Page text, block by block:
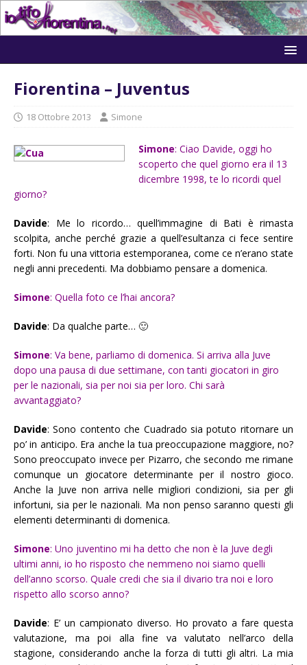
Fiorentina – Juventus
18 Ottobre 2013 Simone
Simone: Ciao Davide, oggi ho
scoperto che quel giorno era il 13
dicembre 1998, te lo ricordi quel
giorno?
Davide: Me lo ricordo… quell’immagine di Bati è rimasta
scolpita, anche perché grazie a quell’esultanza ci fece sentire
forti. Non fu una vittoria estemporanea, come ce n’erano state
negli anni precedenti. Ma dobbiamo pensare a domenica.
Simone: Quella foto ce l’hai ancora?
Davide: Da qualche parte… 🙂
Simone: Va bene, parliamo di domenica. Si arriva alla Juve
dopo una pausa di due settimane, con tanti giocatori in giro
per le nazionali, sia per noi sia per loro. Chi sarà
avvantaggiato?
Davide: Sono contento che Cuadrado sia potuto ritornare un
po’ in anticipo. Era anche la tua preoccupazione maggiore, no?
Sono preoccupato invece per Pizarro, che secondo me rimane
comunque un giocatore determinante per il nostro gioco.
Anche la Juve non arriva nelle migliori condizioni, sia per gli
infortuni, sia per le nazionali. Ma non penso saranno questi gli
elementi determinanti di domenica.
Simone: Uno juventino mi ha detto che non è la Juve degli
ultimi anni, io ho risposto che nemmeno noi siamo quelli
dell’anno scorso. Quale credi che sia il divario tra noi e loro
rispetto allo scorso anno?
Davide: E’ un campionato diverso. Ho provato a fare questa
valutazione, ma poi alla fine va valutato nell’arco della
stagione, considerando anche la forza di tutti gli altri. La mia